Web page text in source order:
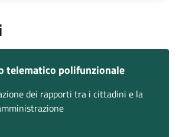
telematico polifunzionale
dei rapporti tra i cittadini e la